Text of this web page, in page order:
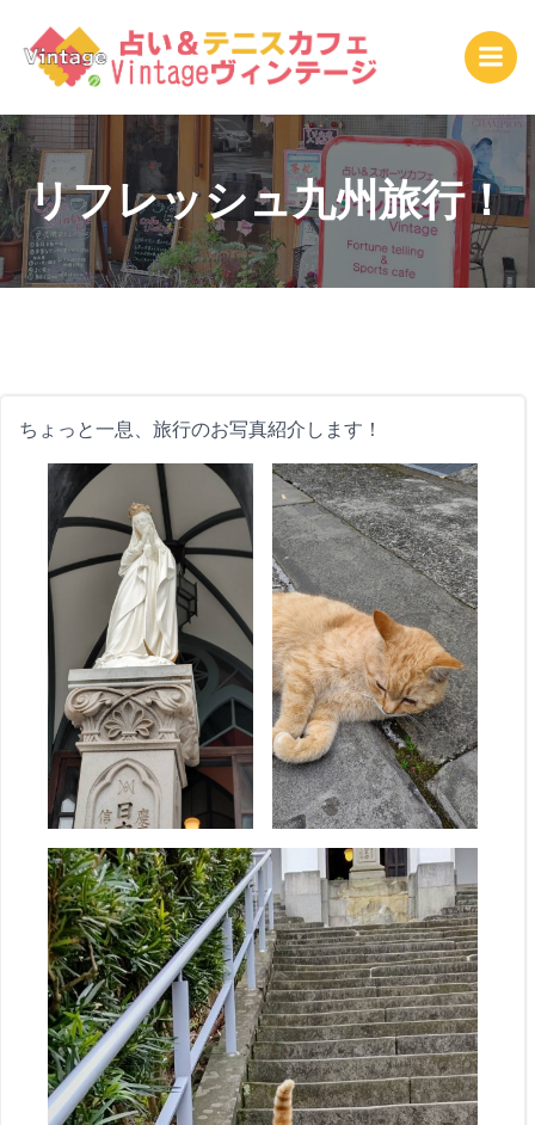
ン
テ
ツ
へ
ス
キ
ッ
プ
リフレッシュ九州旅行！
ちょっと一息、旅行のお写真紹介します！